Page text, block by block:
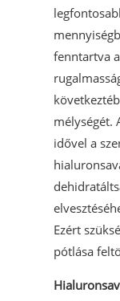
fenntartva
mélységét.
idővel a
Ezért
pótlása